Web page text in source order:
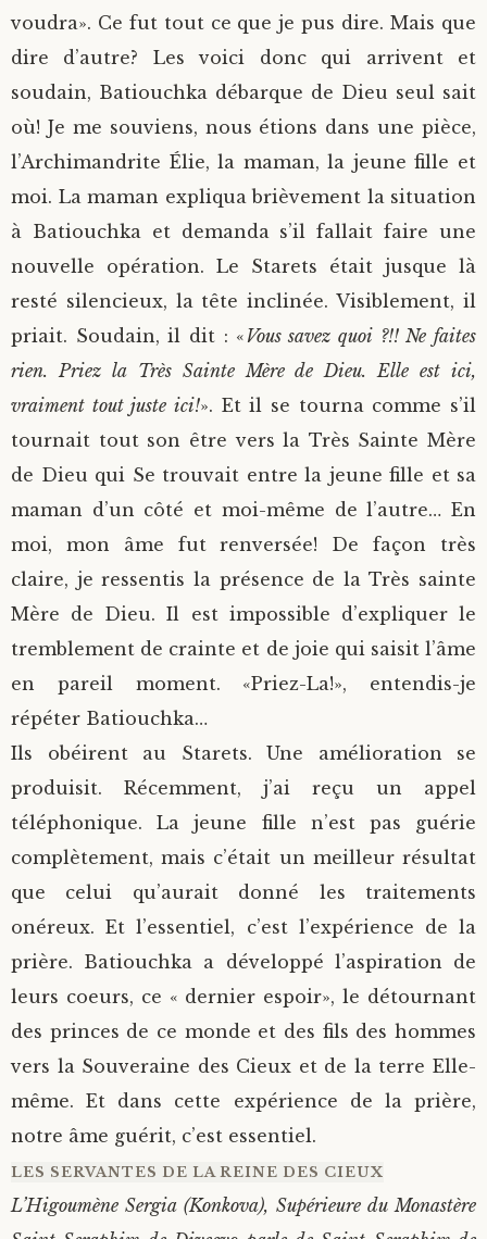
voudra». Ce fut tout ce que je pus dire. Mais que
dire d’autre? Les voici donc qui arrivent et
soudain, Batiouchka débarque de Dieu seul sait
où! Je me souviens, nous étions dans une pièce,
l’Archimandrite Élie, la maman, la jeune fille et
moi. La maman expliqua brièvement la situation
à Batiouchka et demanda s’il fallait faire une
nouvelle opération. Le Starets était jusque là
resté silencieux, la tête inclinée. Visiblement, il
priait. Soudain, il dit : « Vous savez quoi ?!! Ne faites
rien. Priez la Très Sainte Mère de Dieu. Elle est ici,
vraiment tout juste ici!». Et il se tourna comme s’il
tournait tout son être vers la Très Sainte Mère
de Dieu qui Se trouvait entre la jeune fille et sa
maman d’un côté et moi-même de l’autre… En
moi, mon âme fut renversée! De façon très
claire, je ressentis la présence de la Très sainte
Mère de Dieu. Il est impossible d’expliquer le
tremblement de crainte et de joie qui saisit l’âme
en pareil moment. «Priez-La!», entendis-je
répéter Batiouchka…
Ils obéirent au Starets. Une amélioration se
produisit. Récemment, j’ai reçu un appel
téléphonique. La jeune fille n’est pas guérie
complètement, mais c’était un meilleur résultat
que celui qu’aurait donné les traitements
onéreux. Et l’essentiel, c’est l’expérience de la
prière. Batiouchka a développé l’aspiration de
leurs coeurs, ce « dernier espoir», le détournant
des princes de ce monde et des fils des hommes
vers la Souveraine des Cieux et de la terre Elle-
même. Et dans cette expérience de la prière,
notre âme guérit, c’est essentiel.
LES SERVANTES DE LA REINE DES CIEUX
L’Higoumène Sergia (Konkova), Supérieure du Monastère